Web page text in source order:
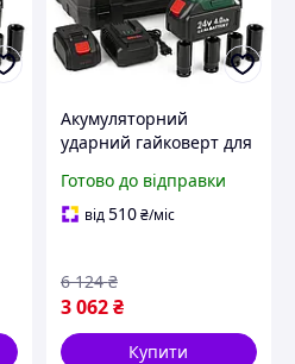
Акумуляторний
ударний гайковерт для
електричний з
регулюванням моменту
Готово до відправки
від510₴/міс
3 062₴
6 124 ₴
Купити